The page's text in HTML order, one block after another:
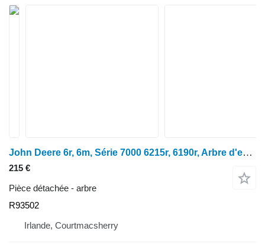
John Deere 6r, 6m, Série 7000 6215r, 6190r, Arbre d'entrée de prise de force R93502 pour tracteur à roues John Deere
215 €
Pièce détachée - arbre
R93502
Irlande, Courtmacsherry